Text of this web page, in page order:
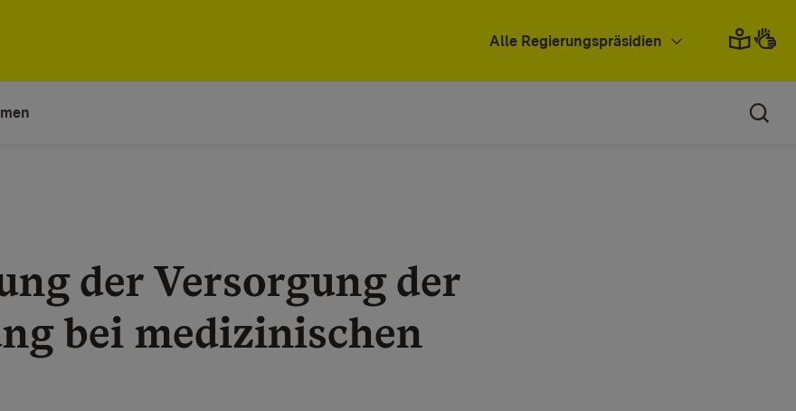
Alle Regierungspräsidien
der Versorgung der
bei medizinischen